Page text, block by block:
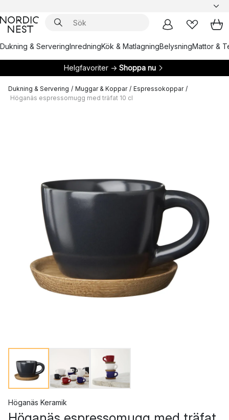
Dukning & ServeringInredningKök & MatlagningBelysningMattor &
Helgfavoriter → Shoppa nu
Dukning & Servering / Muggar & Koppar / Espressokoppar /
Höganäs espressomugg med träfat 10 cl
Höganäs Keramik